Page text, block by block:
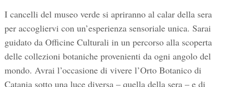
I cancelli del museo verde si apriranno al calar della sera
per accogliervi con un’esperienza sensoriale unica. Sarai
guidato da Officine Culturali in un percorso alla scoperta
delle collezioni botaniche provenienti da ogni angolo del
mondo. Avrai l’occasione di vivere l’Orto Botanico di
Catania sotto una luce diversa – quella della sera – e di